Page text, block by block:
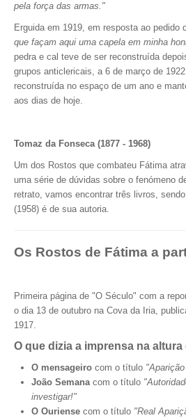
pela força das armas."
Erguida em 1919, em resposta ao pedido
que façam aqui uma capela em minha
pedra e cal teve de ser reconstruída
grupos anticlericais, a 6 de março de
reconstruída no espaço de um ano e
aos dias de hoje.
Tomaz da Fonseca (1877 - 1968)
Um dos Rostos que combateu Fátima
uma série de dúvidas sobre o fenómeno
retrato, vamos encontrar três livros,
(1958) é de sua autoria.
Os Rostos de Fátima a
Primeira página de "O Século" com a
o dia 13 de outubro na Cova da Iria,
1917.
O que dizia a imprensa na
O mensageiro com o título
João Semana com o título
investigar!"
O Ouriense com o título "Real